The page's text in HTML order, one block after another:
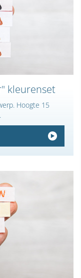
kleurenset
Hoogte 15